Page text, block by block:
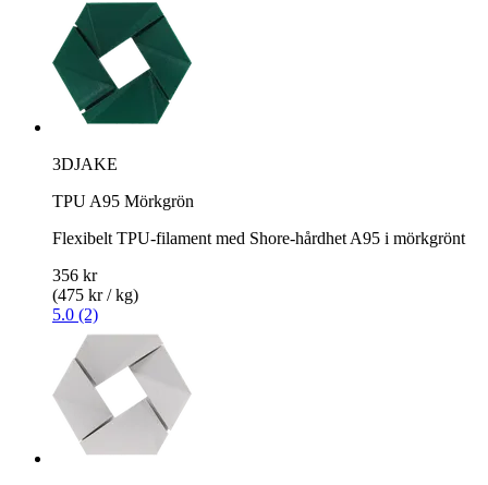
3DJAKE
TPU A95 Mörkgrön
Flexibelt TPU-filament med Shore-hårdhet A95 i mörkgrönt
356 kr
(475 kr / kg)
5.0 (2)